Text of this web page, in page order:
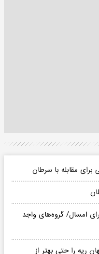
برای مقابله با سرطان
امسال/ گروه‌های واجد
ریه را حتی بهتر از